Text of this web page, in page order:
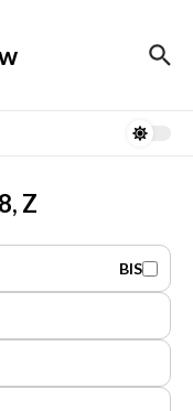
Z
BIS